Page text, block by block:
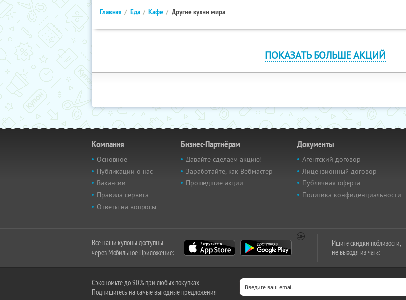
Главная Еда Кафе Другие кухни мира
ПОКАЗАТЬ БОЛЬШЕ АКЦИЙ
Компания
Основное
Публикации о нас
Вакансии
Правила сервиса
Ответы на вопросы
Бизнес-Партнёрам
Давайте сделаем акцию!
Заработайте, как Вебмастер
Прошедшие акции
Документы
Агентский договор
Лицензионный договор
Публичная оферта
Политика конфиденциальности
Все наши купоны доступны
через Мобильное Приложение:
Ищите скидки поблизости,
не выходя из чата:
Сэкономьте до 90% при любых покупках
Подпишитесь на самые выгодные предложения